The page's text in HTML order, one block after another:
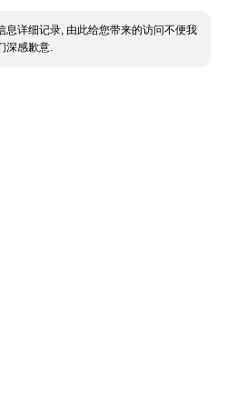
息详细记录, 由此给您带来的访问不便我
深感歉意.